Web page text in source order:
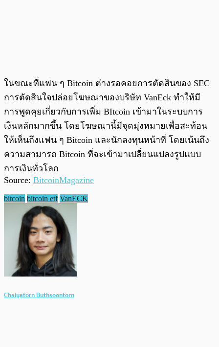
ในขณะที่แฟน ๆ Bitcoin ต่างรอคอยการตัดสินของ SEC
การตัดสินใจปล่อยโฆษณาของบริษัท VanEck ทำให้มี
การพูดคุยเกี่ยวกับการเพิ่ม BItcoin เข้ามาในระบบการ
เงินหลักมากขึ้น โดยโฆษณานี้มีจุดมุ่งหมายเพื่อสะท้อน
ให้เห็นถึงแฟน ๆ Bitcoin และนักลงทุนหน้าที่ โดยเน้นถึง
ความสามารถ Bitcoin ที่จะเข้ามาเปลี่ยนแปลงรูปแบบ
การเงินทั่วโลก
Source: BitcoinMagazine
bitcoin bitcoin etf VanECK
Chaiyatorn Buthsoontorn